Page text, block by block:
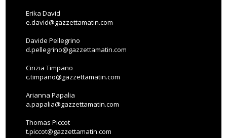
Erika David
e.david@gazzettamatin.com
Davide Pellegrino
d.pellegrino@gazzettamatin.com
Cinzia Timpano
c.timpano@gazzettamatin.com
Arianna Papalia
a.papalia@gazzettamatin.com
Thomas Piccot
t.piccot@gazzettamatin.com